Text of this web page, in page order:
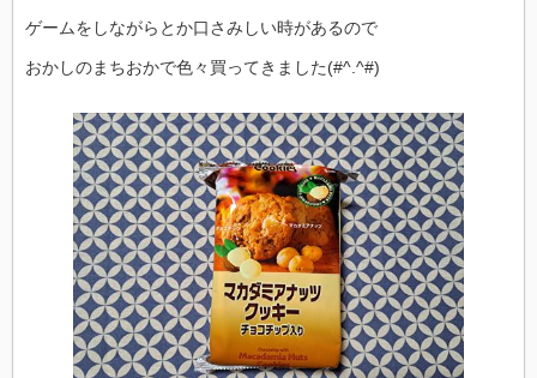
ゲームをしながらとか口さみしい時があるので
おかしのまちおかで色々買ってきました(#^.^#)